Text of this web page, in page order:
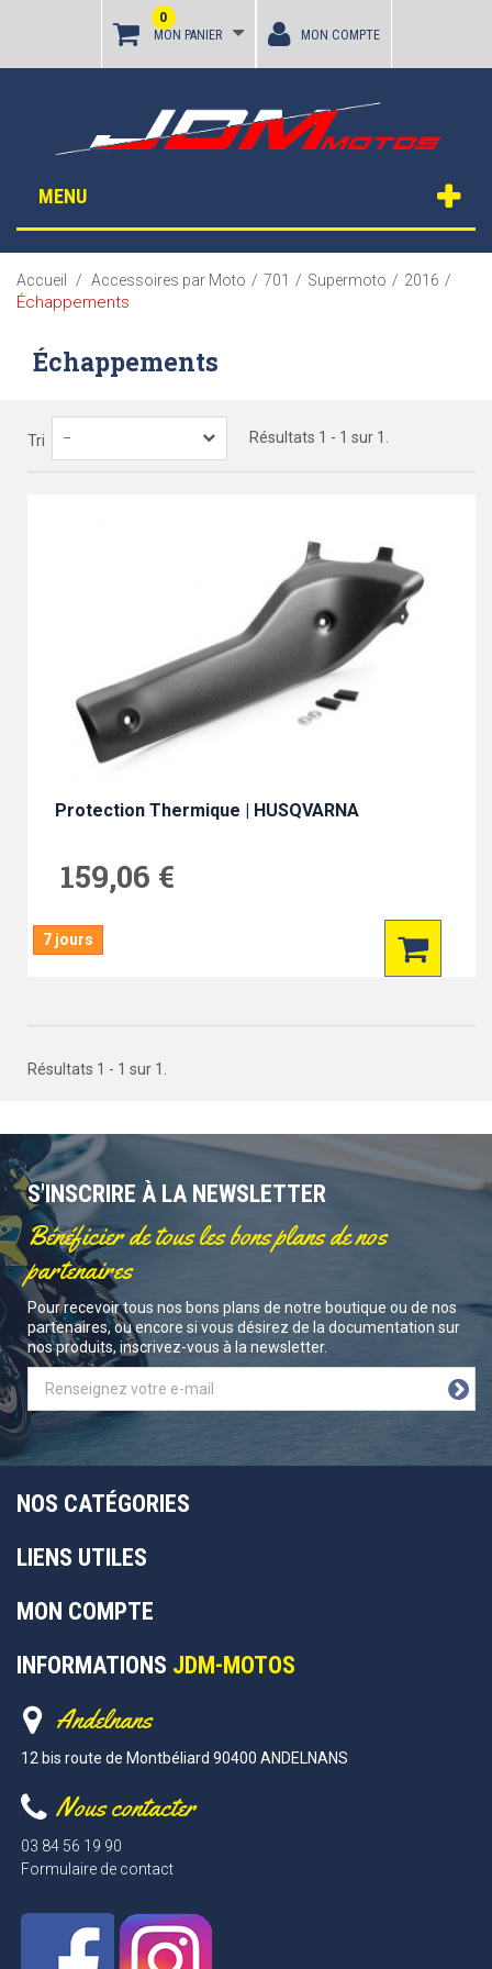
MON PANIER
0
MON COMPTE
MENU
Accueil / Accessoires par Moto / 701 / Supermoto / 2016 /
Échappements
Échappements
Tri -- Résultats 1 - 1 sur 1.
Protection Thermique | HUSQVARNA
159,06 €
7 jours
Résultats 1 - 1 sur 1.
S'INSCRIRE À LA NEWSLETTER
Bénéficier de tous les bons plans de nos
partenaires
Pour recevoir tous nos bons plans de notre boutique ou de nos
partenaires, ou encore si vous désirez de la documentation sur
nos produits, inscrivez-vous à la newsletter.
NOS CATÉGORIES
LIENS UTILES
MON COMPTE
INFORMATIONS JDM-MOTOS
Andelnans
12 bis route de Montbéliard 90400 ANDELNANS
Nous contacter
03 84 56 19 90
Formulaire de contact